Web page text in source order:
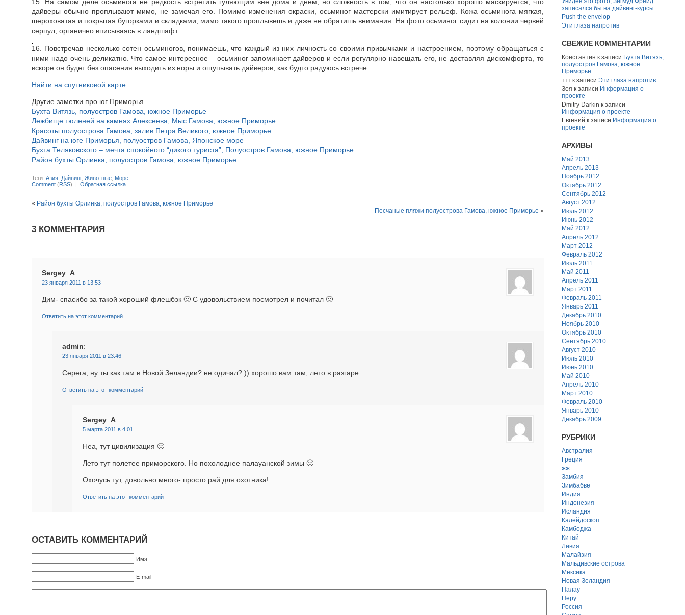
дайверы обычно проплывают мимо, не замечая его. Помимо изменения окраски, осьминог мастерски имитирует рельеф. Кожа осьминога мягкая,
шероховатая и покрытая бугорками и складками, мимо такого проплывешь и даже не обратишь внимания. На фото осьминог сидит на колонии червей
серпул, органично вписываясь в ландшафт.
16. Повстречав несколько сотен осьминогов, понимаешь, что каждый из них личность со своими привычками и настроением, поэтому обращаться с
ними надо очень деликатно. Что самое интересное – осьминог запоминает дайверов и если регулярно навещать его, не доставляя дискомфорта, то
вскоре он будет без опасения выходить из норы и ощупывать дайверов, как будто радуюсь встрече.
Найти на спутниковой карте.
Другие заметки про юг Приморья
Бухта Витязь, полуостров Гамова, южное Приморье
Лежбище тюленей на камнях Алексеева, Мыс Гамова, южное Приморье
Красоты полуострова Гамова, залив Петра Великого, южное Приморье
Дайвинг на юге Приморья, полуостров Гамова, Японское море
Бухта Теляковского – мечта спокойного “дикого туриста”, Полуостров Гамова, южное Приморье
Район бухты Орлинка, полуостров Гамова, южное Приморье
Теги: Азия Дайвинг, Животные Море
Comment (RSS) | Обратная ссылка
« Район бухты Орлинка, полуостров Гамова, южное Приморье
Песчаные пляжи полуострова Гамова, южное Приморье »
3 КОММЕНТАРИЯ
Sergey_A:
23 января 2011 в 13:53
Дим- спасибо за такой хороший флешбэк 🙂 С удовольствием посмотрел и почитал 🙂
Ответить на этот комментарий
admin:
23 января 2011 в 23:46
Серега, ну ты как там в Новой Зеландии? не одичал? )) хорошо вам там, лето в разгаре
Ответить на этот комментарий
Sergey_A:
5 марта 2011 в 4:01
Неа, тут цивилизация 🙂
Лето тут полетее приморского. Но похолоднее палауанской зимы 🙂
Охочусь тут, довольно много- просто рай для охотника!
Ответить на этот комментарий
ОСТАВИТЬ КОММЕНТАРИЙ
Имя
E-mail
записался бы на дайвинг-курсы
Push the envelop
Эти глаза напротив
СВЕЖИЕ КОММЕНТАРИИ
Константин к записи Бухта Витязь,
полуостров Гамова, южное
Приморье
ттт к записи Эти глаза напротив
Зоя к записи Информация о
проекте
Dmitry Darkin к записи
Информация о проекте
Евгений к записи Информация о
проекте
АРХИВЫ
Май 2013
Апрель 2013
Ноябрь 2012
Октябрь 2012
Сентябрь 2012
Август 2012
Июль 2012
Июнь 2012
Май 2012
Апрель 2012
Март 2012
Февраль 2012
Июль 2011
Май 2011
Апрель 2011
Март 2011
Февраль 2011
Январь 2011
Декабрь 2010
Ноябрь 2010
Октябрь 2010
Сентябрь 2010
Август 2010
Июль 2010
Июнь 2010
Май 2010
Апрель 2010
Март 2010
Февраль 2010
Январь 2010
Декабрь 2009
РУБРИКИ
Австралия
Греция
жж
Замбия
Зимбабве
Индия
Индонезия
Исландия
Калейдоскоп
Камбоджа
Китай
Ливия
Малайзия
Мальдивские острова
Мексика
Новая Зеландия
Палау
Перу
Россия